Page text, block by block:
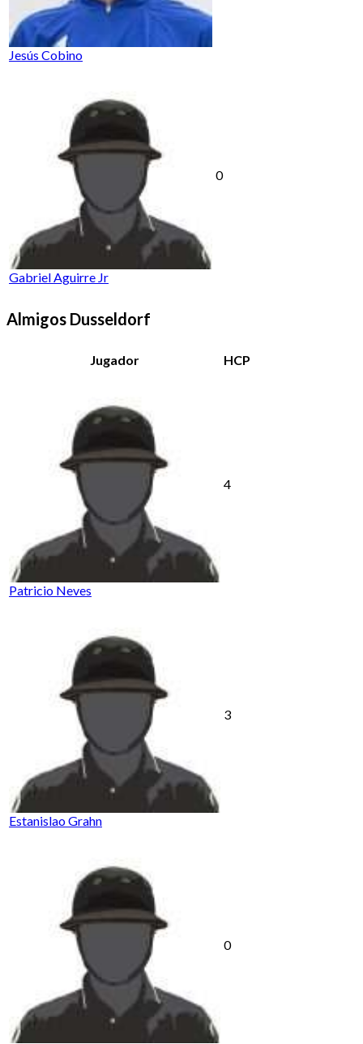
Jesús Cobino
Gabriel Aguirre Jr
0
Almigos Dusseldorf
Jugador HCP
Patricio Neves
4
Estanislao Grahn
3
0